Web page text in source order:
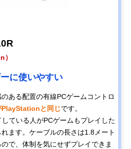
）
に使いやすい
ある配置の有線PCゲームコントロ
PlayStationと同じです。
ている人がPCゲームもプレイした
ます。ケーブルの長さは1.8メート
で、体制を気にせずプレイできま